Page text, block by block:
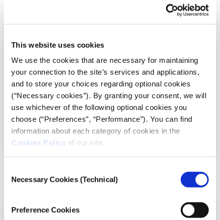
This website uses cookies
We use the cookies that are necessary for maintaining
your connection to the site’s services and applications,
and to store your choices regarding optional cookies
(“Necessary cookies”). By granting your consent, we will
use whichever of the following optional cookies you
choose (“Preferences”, “Performance”). You can find
information about each category of cookies in the
Cookies Policy of our site.
Selection
Necessary Cookies (Technical)
Preference Cookies
Χούλιγκαν Εξπρές
Born Greek - Made American
Στα 17 χωριά του Τριγώνου στον βόρειο Έβρο
αυτός μειώνεται συνεχώς. Στο πρώτο επεισόδιο
της σειράς ασχολούμαστε με τη δημογραφική
κατάρρευση της περιοχής.
Read more
Ο Έβρος πίσω από τον φράχτη
2. Απ’ τη ζάχαρη στο σκόρδο: Μια
ιστορία εγκατάλειψης, ευκαιριών
κι Εβρίτικης Ζυγιάς
iMEdD Podcasts
οικονομία της περιοχής. Και ακολουθούμε τα